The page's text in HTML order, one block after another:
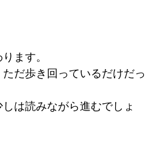
ます。
だ歩き回っているだけだっ
は読みながら進むでしょ